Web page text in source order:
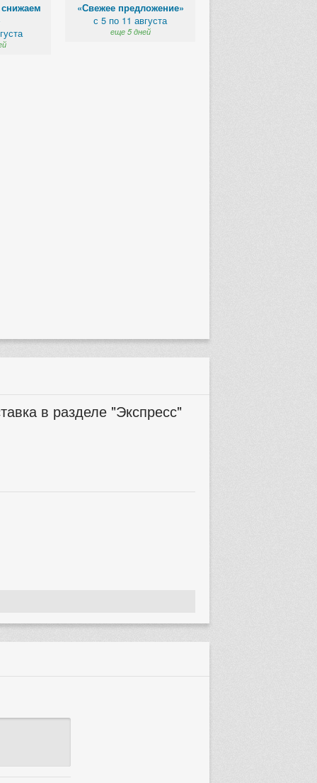
«Свежее предложение»
с 5 по 11 августа
еще 5 дней
в разделе "Экспресс"